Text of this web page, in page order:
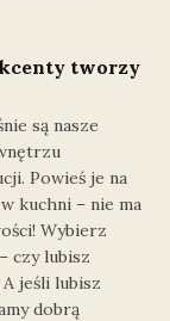
tworzy
są nasze
Powieś je na
kuchni – nie ma
Wybierz
czy lubisz
jeśli lubisz
dobrą